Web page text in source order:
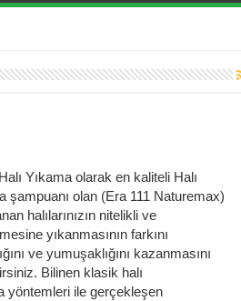
Yıkama olarak en kaliteli Halı
şampuanı olan (Era 111 Naturemax)
halılarınızın nitelikli ve
yıkanmasının farkını
ve yumuşaklığını kazanmasını
Bilinen klasik halı
yöntemleri ile gerçekleşen